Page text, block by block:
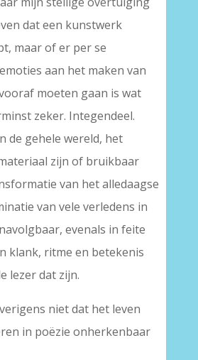
dat een kunstwerk
maar of er per se
aan het maken van
moeten gaan is wat
zeker. Integendeel.
de gehele wereld, het
zijn of bruikbaar
van het alledaagse
van vele verledens in
evenals in feite
klank, ritme en betekenis
lezer dat zijn.
niet dat het leven
in poëzie onherkenbaar